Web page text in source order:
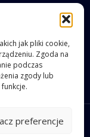
jak pliki cookie,
Zgoda na
podczas
zgody lub
preferencje